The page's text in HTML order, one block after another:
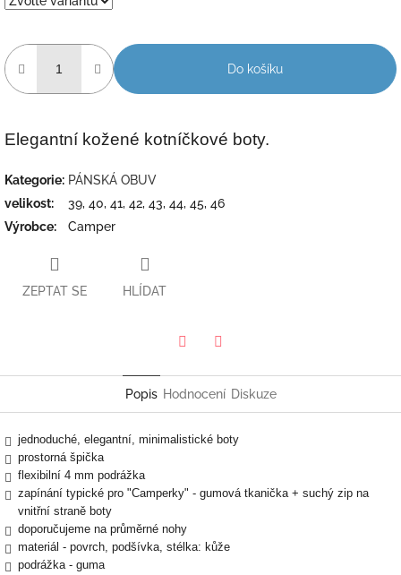
Do košíku
Elegantní kožené kotníčkové boty.
Kategorie: PÁNSKÁ OBUV
velikost:
39, 40, 41, 42, 43, 44, 45, 46
Výrobce: Camper
ZEPTAT SE HLÍDAT
Popis Hodnocení Diskuze
jednoduché, elegantní, minimalistické boty
prostorná špička
flexibilní 4 mm podrážka
zapínání typické pro "Camperky" - gumová tkanička + suchý zip na
vnitřní straně boty
doporučujeme na průměrné nohy
materiál - povrch, podšívka, stélka: kůže
podrážka - guma